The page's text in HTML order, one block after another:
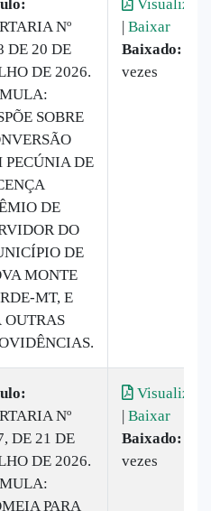
Nº
DE 20 DE
DE 2026.
SOBRE
PECÚNIA DE
DE
DO
DE
MONTE
MT, E
OUTRAS
Visualizar
| Baixar
Baixado:
vezes
Nº
DE 21 DE
DE 2026.
PARA
Visualizar
| Baixar
Baixado:
vezes